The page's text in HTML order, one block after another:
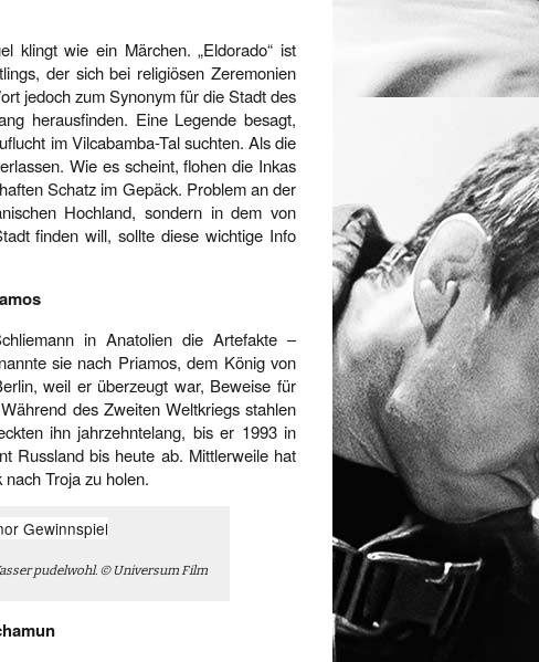
klingt wie ein Märchen. „Eldorado“ ist
der sich bei religiösen Zeremonien
jedoch zum Synonym für die Stadt des
herausfinden. Eine Legende besagt,
im Vilcabamba-Tal suchten. Als die
Wie es scheint, flohen die Inkas
Schatz im Gepäck. Problem an der
Hochland, sondern in dem von
finden will, sollte diese wichtige Info
in Anatolien die Artefakte –
sie nach Priamos, dem König von
weil er überzeugt war, Beweise für
des Zweiten Weltkriegs stahlen
ihn jahrzehntelang, bis er 1993 in
Russland bis heute ab. Mittlerweile hat
Troja zu holen.
pudelwohl. © Universum Film